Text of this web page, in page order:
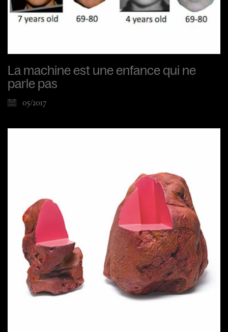
La machine est une enfance qui ne
parle pas
05/2017